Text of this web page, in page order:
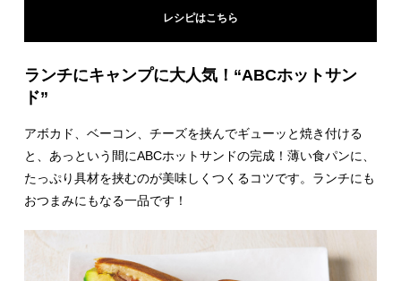
レシピはこちら
ランチにキャンプに大人気！“ABCホットサン
ド”
アボカド、ベーコン、チーズを挟んでギューッと焼き付ける
と、あっという間にABCホットサンドの完成！薄い食パンに、
たっぷり具材を挟むのが美味しくつくるコツです。ランチにも
おつまみにもなる一品です！